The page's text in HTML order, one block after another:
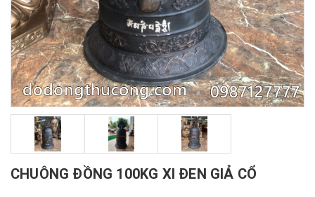
CHUÔNG ĐỒNG 100KG XI ĐEN GIẢ CỔ